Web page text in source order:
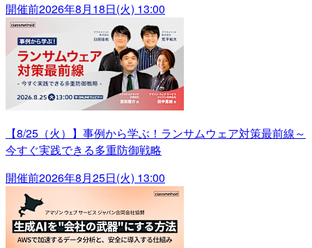
開催前2026年8月18日(火) 13:00
【8/25（火）】事例から学ぶ！ランサムウェア対策最前線～
今すぐ実践できる多重防御戦略
開催前2026年8月25日(火) 13:00